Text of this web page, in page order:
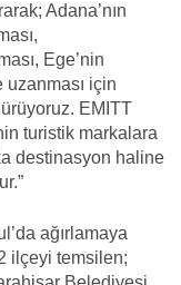
Adana’nın
Ege’nin
uzanması için
EMITT
turistik markalara
destinasyon haline
ağırlamaya
ilçeyi temsilen;